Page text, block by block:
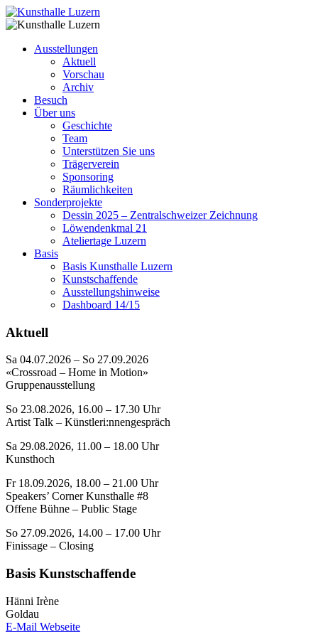
Ausstellungen
Aktuell
Vorschau
Archiv
Besuch
Über uns
Geschichte
Team
Unterstützen Sie uns
Trägerverein
Sponsoring
Räumlichkeiten
Sonderprojekte
Dessin 2025 – Zentralschweizer Zeichnung
Löwendenkmal 21
Ateliertage Luzern
Basis
Basis Kunsthalle Luzern
Kunstschaffende
Ausstellungshinweise
Dashboard 14/15
Aktuell
Sa 04.07.2026 – So 27.09.2026
«Crossroad – Home in Motion»
Gruppenausstellung
So 23.08.2026, 16.00 – 17.30 Uhr
Artist Talk – Künstleri:nnengespräch
Sa 29.08.2026, 11.00 – 18.00 Uhr
Kunsthoch
Fr 18.09.2026, 18.00 – 21.00 Uhr
Speakers’ Corner Kunsthalle #8
Offene Bühne – Public Stage
So 27.09.2026, 14.00 – 17.00 Uhr
Finissage – Closing
Basis Kunstschaffende
Hänni Irène
Goldau
E-Mail Webseite